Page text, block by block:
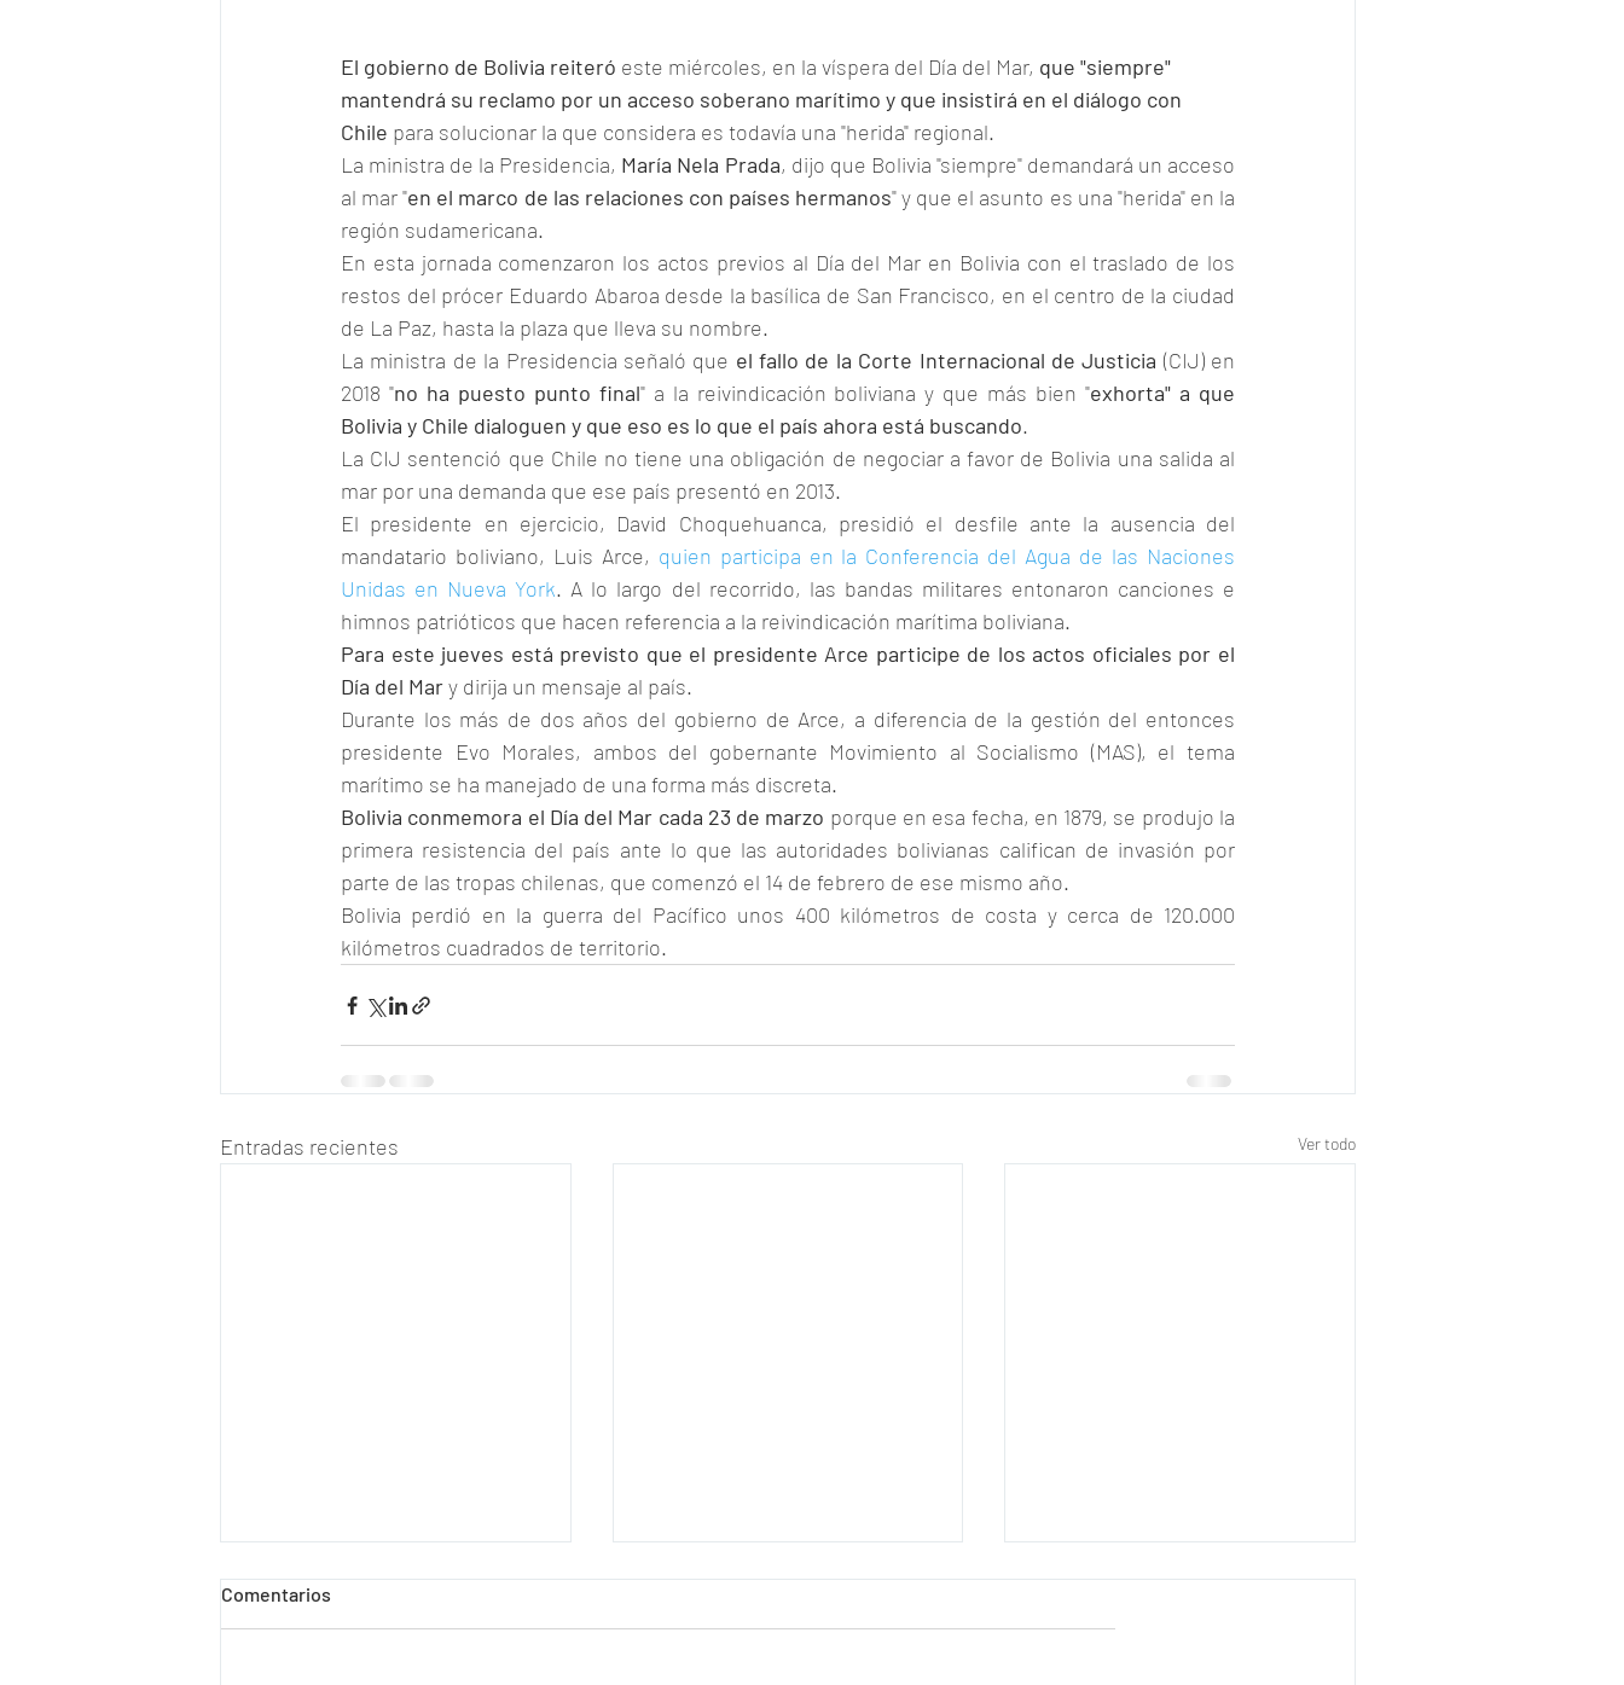
El gobierno de Bolivia reiteró este miércoles, en la víspera del Día del Mar, que "siempre"
mantendrá su reclamo por un acceso soberano marítimo y que insistirá en el diálogo con
Chile para solucionar la que considera es todavía una "herida" regional.
La ministra de la Presidencia, María Nela Prada, dijo que Bolivia "siempre" demandará un acceso
al mar "en el marco de las relaciones con países hermanos" y que el asunto es una "herida" en la
región sudamericana.
En esta jornada comenzaron los actos previos al Día del Mar en Bolivia con el traslado de los
restos del prócer Eduardo Abaroa desde la basílica de San Francisco, en el centro de la ciudad
de La Paz, hasta la plaza que lleva su nombre.
La ministra de la Presidencia señaló que el fallo de la Corte Internacional de Justicia (CIJ) en
2018 "no ha puesto punto final" a la reivindicación boliviana y que más bien "exhorta" a que
Bolivia y Chile dialoguen y que eso es lo que el país ahora está buscando.
La CIJ sentenció que Chile no tiene una obligación de negociar a favor de Bolivia una salida al
mar por una demanda que ese país presentó en 2013.
El presidente en ejercicio, David Choquehuanca, presidió el desfile ante la ausencia del
mandatario boliviano, Luis Arce, quien participa en la Conferencia del Agua de las Naciones
Unidas en Nueva York. A lo largo del recorrido, las bandas militares entonaron canciones e
himnos patrióticos que hacen referencia a la reivindicación marítima boliviana.
Para este jueves está previsto que el presidente Arce participe de los actos oficiales por el
Día del Mar y dirija un mensaje al país.
Durante los más de dos años del gobierno de Arce, a diferencia de la gestión del entonces
presidente Evo Morales, ambos del gobernante Movimiento al Socialismo (MAS), el tema
marítimo se ha manejado de una forma más discreta.
Bolivia conmemora el Día del Mar cada 23 de marzo porque en esa fecha, en 1879, se produjo la
primera resistencia del país ante lo que las autoridades bolivianas califican de invasión por
parte de las tropas chilenas, que comenzó el 14 de febrero de ese mismo año.
Bolivia perdió en la guerra del Pacífico unos 400 kilómetros de costa y cerca de 120.000
kilómetros cuadrados de territorio.
Entradas recientes Ver todo
Comentarios